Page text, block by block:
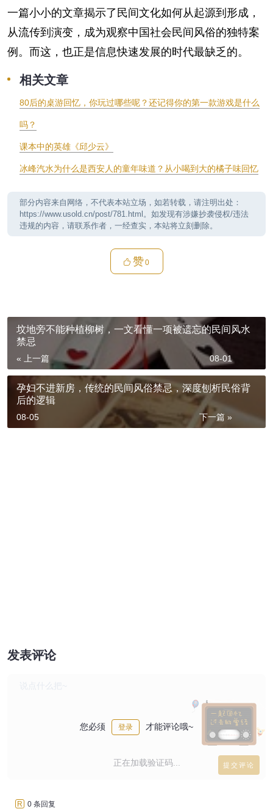
一篇小小的文章揭示了民间文化如何从起源到形成，
从流传到演变，成为观察中国社会民间风俗的独特案
例。而这，也正是信息快速发展的时代最缺乏的。
相关文章
80后的桌游回忆，你玩过哪些呢？还记得你的第一款游戏是什么
吗？
课本中的英雄《邱少云》
冰峰汽水为什么是西安人的童年味道？从小喝到大的橘子味回忆
部分内容来自网络，不代表本站立场，如若转载，请注明出处：
https://www.usold.cn/post/781.html。如发现有涉嫌抄袭侵权/违法
违规的内容，请联系作者，一经查实，本站将立刻删除。
赞0
坟地旁不能种植柳树，一文看懂一项被遗忘的民间风水
禁忌
« 上一篇 08-01
孕妇不进新房，传统的民间风俗禁忌，深度刨析民俗背
后的逻辑
下一篇 »
08-05
发表评论
您必须 登录 才能评论哦~
正在加载验证码...
R 0 条回复